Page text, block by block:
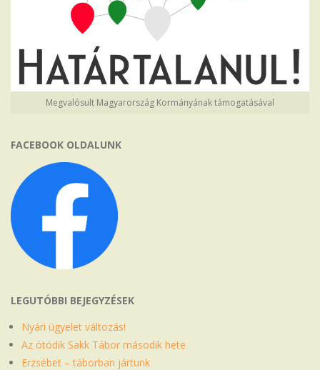
Megvalósult Magyarország Kormányának támogatásával
FACEBOOK OLDALUNK
LEGUTÓBBI BEJEGYZÉSEK
Nyári ügyelet változás!
Az ötödik Sakk Tábor második hete
Erzsébet – táborban jártunk